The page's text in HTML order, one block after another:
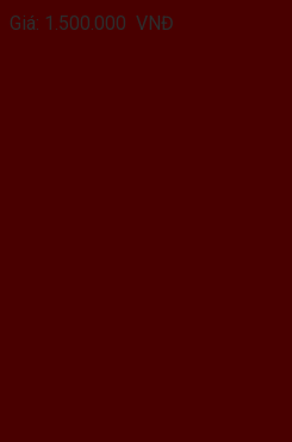
Giá: 1.500.000 VNĐ